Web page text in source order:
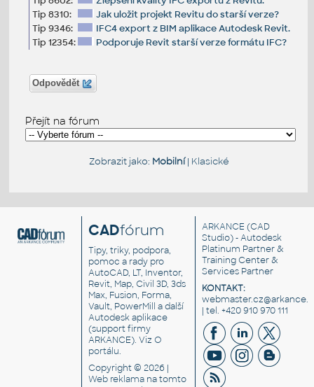
Tip 8310:
Jak uložit projekt Revitu do starší verze?
Tip 9346:
IFC4 export z BIM aplikace Autodesk Revit.
Tip 12354:
Podporuje Revit starší verze formátu IFC?
Odpovědět
Přejít na fórum
Zobrazit jako: Mobilní| Klasické
CADfórum
Tipy, triky, podpora,
pomoc a rady pro
AutoCAD, LT, Inventor,
Revit, Map, Civil 3D, 3ds
Max, Fusion, Forma,
Vault, PowerMill a další
Autodesk aplikace
(support firmy
ARKANCE). VizO
portálu.
Copyright © 2026 |
Web reklama na tomto
ARKANCE (CAD
Studio) - Autodesk
Platinum Partner &
Training Center &
Services Partner
KONTAKT:
| tel. +420 910 970 111